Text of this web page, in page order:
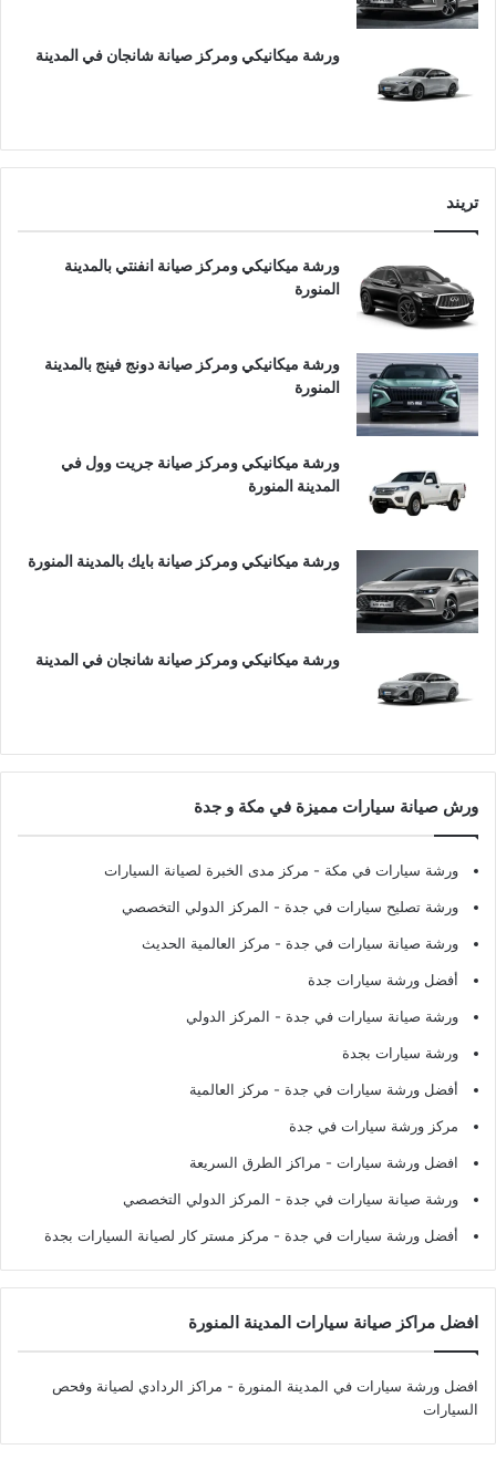
ورشة ميكانيكي ومركز صيانة شانجان في المدينة
تريند
ورشة ميكانيكي ومركز صيانة انفنتي بالمدينة
المنورة
ورشة ميكانيكي ومركز صيانة دونج فينج بالمدينة
المنورة
ورشة ميكانيكي ومركز صيانة جريت وول في
المدينة المنورة
ورشة ميكانيكي ومركز صيانة بايك بالمدينة المنورة
ورشة ميكانيكي ومركز صيانة شانجان في المدينة
ورش صيانة سيارات مميزة في مكة و جدة
ورشة سيارات في مكة - مركز مدى الخبرة لصيانة السيارات
ورشة تصليح سيارات في جدة - المركز الدولي التخصصي
ورشة صيانة سيارات في جدة - مركز العالمية الحديث
أفضل ورشة سيارات جدة
ورشة صيانة سيارات في جدة - المركز الدولي
ورشة سيارات بجدة
أفضل ورشة سيارات في جدة - مركز العالمية
مركز ورشة سيارات في جدة
افضل ورشة سيارات - مراكز الطرق السريعة
ورشة صيانة سيارات في جدة - المركز الدولي التخصصي
أفضل ورشة سيارات في جدة - مركز مستر كار لصيانة السيارات بجدة
افضل مراكز صيانة سيارات المدينة المنورة
افضل ورشة سيارات في المدينة المنورة - مراكز الردادي لصيانة وفحص
السيارات